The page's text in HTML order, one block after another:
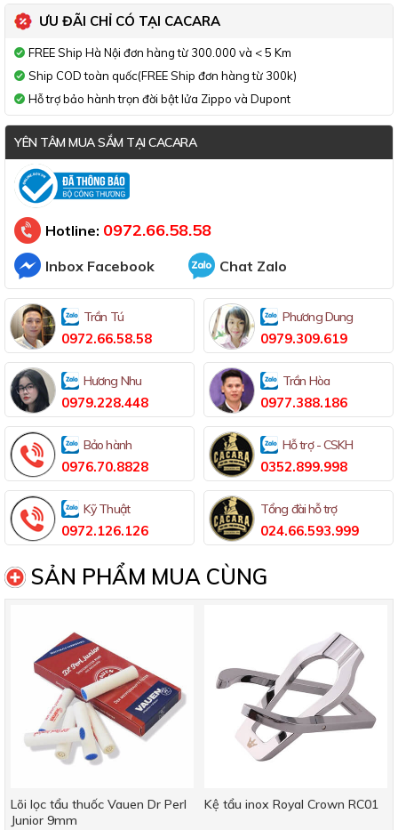
ƯU ĐÃI CHỈ CÓ TẠI CACARA
FREE Ship Hà Nội đơn hàng từ 300.000 và < 5 Km
Ship COD toàn quốc(FREE Ship đơn hàng từ 300k)
Hỗ trợ bảo hành trọn đời bật lửa Zippo và Dupont
YÊN TÂM MUA SẮM TẠI CACARA
Đã thông báo Bộ Công Thương
Hotline: 0972.66.58.58
Inbox Facebook Chat Zalo
Trần Tú
0972.66.58.58
Phương Dung
0979.309.619
Hương Nhu
0979.228.448
Trần Hòa
0977.388.186
Bảo hành
0976.70.8828
Hỗ trợ - CSKH
0352.899.998
Kỹ Thuật
0972.126.126
Tổng đài hỗ trợ
024.66.593.999
SẢN PHẨM MUA CÙNG
Lõi lọc tẩu thuốc Vauen Dr Perl
Junior 9mm
Kệ tẩu inox Royal Crown RC01